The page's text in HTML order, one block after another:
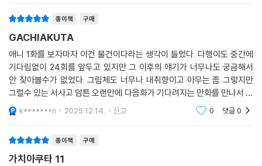
종이책 구매
GACHIAKUTA
애니 1화를 보자마자 이건 물건이다라는 생각이 들었다. 다행이도 중간에
기다림없이 24회를 앞두고 있지만 그 이후의 얘기가 너무나도 궁금해서
안 찾아볼수가 없었다. 그림체도 너무나 내취향이고 아무는 좀 그렇지만
그럴수 있는 서사고 암튼 오랜만에 다음화가 기다려지는 만화를 만나서 반
갑다.k*******n 2025.12.14. 신고 0 댓글0
종이책 구매
가치아쿠타 11